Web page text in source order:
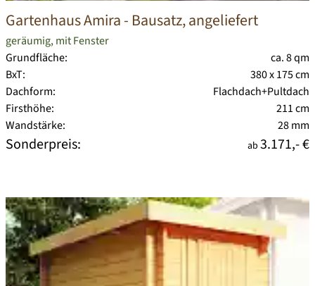
Gartenhaus Amira- Bausatz, angeliefert
geräumig, mit Fenster
Grundfläche:
ca. 8 qm
BxT:
380 x 175 cm
Dachform:
Flachdach+Pultdach
Firsthöhe:
211 cm
Wandstärke:
28 mm
Sonderpreis: ab 3.171,- €